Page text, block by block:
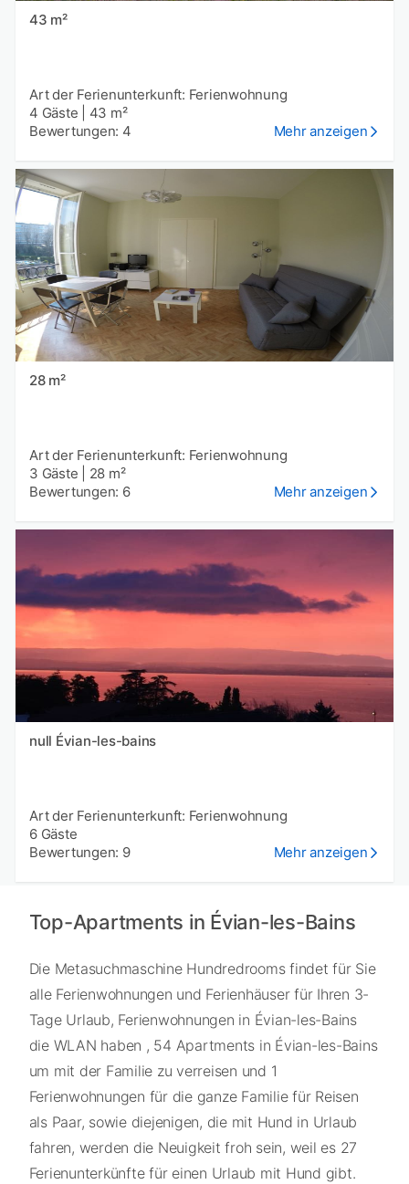
43 m²
Art der Ferienunterkunft: Ferienwohnung
4 Gäste
43 m²
Bewertungen: 4
Mehr anzeigen
28 m²
Art der Ferienunterkunft: Ferienwohnung
3 Gäste
28 m²
Bewertungen: 6
Mehr anzeigen
null Évian-les-bains
Art der Ferienunterkunft: Ferienwohnung
6 Gäste
Bewertungen: 9
Mehr anzeigen
Top-Apartments in Évian-les-Bains
Die Metasuchmaschine Hundredrooms findet für Sie
alle Ferienwohnungen und Ferienhäuser für Ihren 3-
Tage Urlaub, Ferienwohnungen in Évian-les-Bains
die WLAN haben , 54 Apartments in Évian-les-Bains
um mit der Familie zu verreisen und 1
Ferienwohnungen für die ganze Familie für Reisen
als Paar, sowie diejenigen, die mit Hund in Urlaub
fahren, werden die Neuigkeit froh sein, weil es 27
Ferienunterkünfte für einen Urlaub mit Hund gibt.